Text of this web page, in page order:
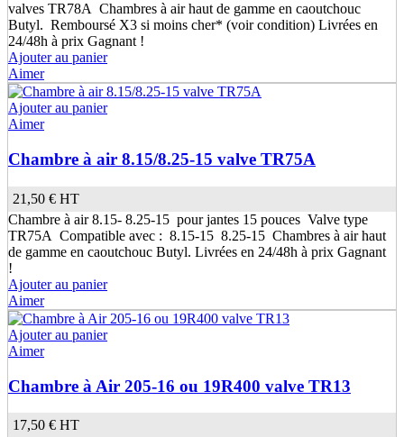
valves TR78A Chambres à air haut de gamme en caoutchouc
Butyl. Remboursé X3 si moins cher* (voir condition) Livrées en
24/48h à prix Gagnant !
Ajouter au panier
Aimer
Ajouter au panier
Aimer
Chambre à air 8.15/8.25-15 valve TR75A
21,50 € HT
Chambre à air 8.15- 8.25-15 pour jantes 15 pouces Valve type
TR75A Compatible avec : 8.15-15 8.25-15 Chambres à air haut
de gamme en caoutchouc Butyl. Livrées en 24/48h à prix Gagnant
!
Ajouter au panier
Aimer
Ajouter au panier
Aimer
Chambre à Air 205-16 ou 19R400 valve TR13
17,50 € HT